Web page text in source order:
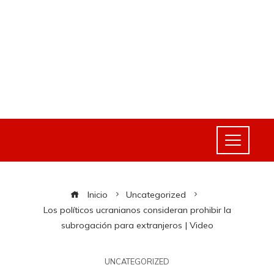
Inicio
Uncategorized
Los políticos ucranianos consideran prohibir la
subrogación para extranjeros | Video
UNCATEGORIZED